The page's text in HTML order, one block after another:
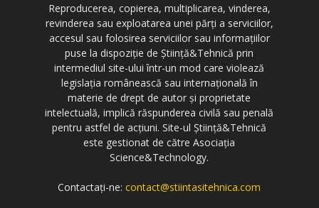
Reproducerea, copierea, multiplicarea, vinderea,
revinderea sau exploatarea unei părți a serviciilor,
accesul sau folosirea serviciilor sau informațiilor
puse la dispoziție de Știință&Tehnică prin
intermediul site-ului într-un mod care violează
legislația românească sau internațională în
materie de drept de autor și proprietate
intelectuală, implică răspunderea civilă sau penală
pentru astfel de acțiuni. Site-ul Știință&Tehnică
este gestionat de către Asociația
Science&Technology.
Contactați-ne:contact@stiintasitehnica.com